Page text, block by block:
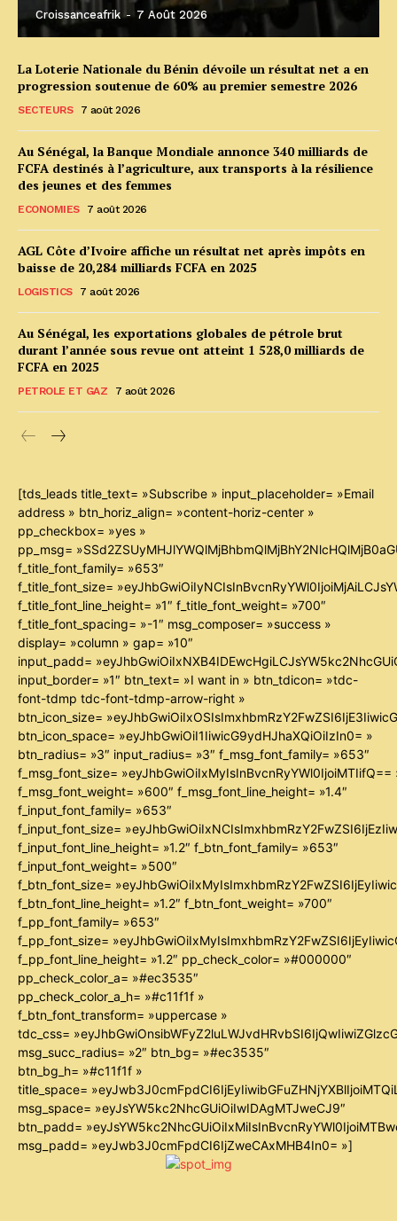
Croissanceafrik - 7 Août 2026
La Loterie Nationale du Bénin dévoile un résultat net a en
progression soutenue de 60% au premier semestre 2026
SECTEURS 7 août 2026
Au Sénégal, la Banque Mondiale annonce 340 milliards de
FCFA destinés à l’agriculture, aux transports à la résilience
des jeunes et des femmes
ECONOMIES 7 août 2026
AGL Côte d’Ivoire affiche un résultat net après impôts en
baisse de 20,284 milliards FCFA en 2025
LOGISTICS 7 août 2026
Au Sénégal, les exportations globales de pétrole brut
durant l’année sous revue ont atteint 1 528,0 milliards de
FCFA en 2025
PETROLE ET GAZ 7 août 2026
[tds_leads title_text= »Subscribe » input_placeholder= »Email
address » btn_horiz_align= »content-horiz-center »
pp_checkbox= »yes »
pp_msg=
f_title_font_family= »653″
f_title_font_size=
f_title_font_line_height= »1″ f_title_font_weight= »700″
f_title_font_spacing= »-1″ msg_composer= »success »
display= »column » gap= »10″
input_padd=
input_border= »1″ btn_text= »I want in » btn_tdicon= »tdc-
font-tdmp tdc-font-tdmp-arrow-right »
btn_icon_size=
btn_icon_space= »eyJhbGwiOiI1IiwicG9ydHJhaXQiOiIzIn0= »
btn_radius= »3″ input_radius= »3″ f_msg_font_family= »653″
f_msg_font_size= »eyJhbGwiOiIxMyIsInBvcnRyYWl0IjoiMTIifQ==
f_msg_font_weight= »600″ f_msg_font_line_height= »1.4″
f_input_font_family= »653″
f_input_font_size=
f_input_font_line_height= »1.2″ f_btn_font_family= »653″
f_input_font_weight= »500″
f_btn_font_size=
f_btn_font_line_height= »1.2″ f_btn_font_weight= »700″
f_pp_font_family= »653″
f_pp_font_size=
f_pp_font_line_height= »1.2″ pp_check_color= »#000000″
pp_check_color_a= »#ec3535″
pp_check_color_a_h= »#c11f1f »
f_btn_font_transform= »uppercase »
tdc_css=
msg_succ_radius= »2″ btn_bg= »#ec3535″
btn_bg_h= »#c11f1f »
title_space=
msg_space= »eyJsYW5kc2NhcGUiOiIwIDAgMTJweCJ9″
btn_padd=
msg_padd= »eyJwb3J0cmFpdCI6IjZweCAxMHB4In0= »]